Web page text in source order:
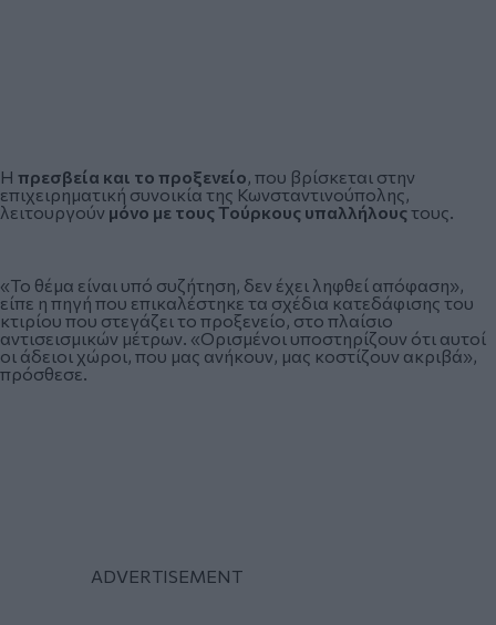
Η πρεσβεία και το προξενείο, που βρίσκεται στην
επιχειρηματική συνοικία της Κωνσταντινούπολης,
λειτουργούν μόνο με τους Τούρκους υπαλλήλουςτους.
«Το θέμα είναι υπό συζήτηση, δεν έχει ληφθεί απόφαση»,
είπε η πηγή που επικαλέστηκε τα σχέδια κατεδάφισης του
κτιρίου που στεγάζει το προξενείο, στο πλαίσιο
αντισεισμικών μέτρων. «Ορισμένοι υποστηρίζουν ότι αυτοί
οι άδειοι χώροι, που μας ανήκουν, μας κοστίζουν ακριβά»,
πρόσθεσε.